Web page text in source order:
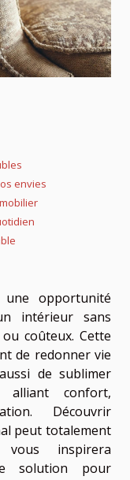
envies
opportunité
intérieur sans
coûteux. Cette
de redonner vie
de sublimer
alliant confort,
Découvrir
peut totalement
inspirera
solution pour